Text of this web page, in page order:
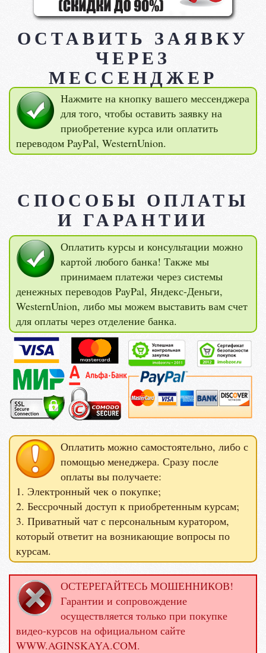
ОСТАВИТЬ ЗАЯВКУ
ЧЕРЕЗ
МЕССЕНДЖЕР
Нажмите на кнопку вашего мессенджера
для того, чтобы оставить заявку на
приобретение курса или оплатить
переводом PayPal, WesternUnion.
СПОСОБЫ ОПЛАТЫ
И ГАРАНТИИ
Оплатить курсы и консультации можно
картой любого банка! Также мы
принимаем платежи через системы
денежных переводов PayPal, Яндекс-Деньги,
WesternUnion, либо мы можем выставить вам счет
для оплаты через отделение банка.
Оплатить можно самостоятельно, либо с
помощью менеджера. Сразу после
оплаты вы получаете:
1. Электронный чек о покупке;
2. Бессрочный доступ к приобретенным курсам;
3. Приватный чат с персональным куратором,
который ответит на возникающие вопросы по
курсам.
ОСТЕРЕГАЙТЕСЬ МОШЕННИКОВ!
Гарантии и сопровождение
осуществляется только при покупке
видео-курсов на официальном сайте
WWW.AGINSKAYA.COM.